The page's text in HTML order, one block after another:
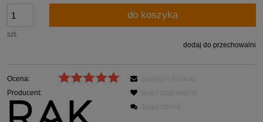
szt.
do koszyka
dodaj do przechowalni
Ocena:
Producent: